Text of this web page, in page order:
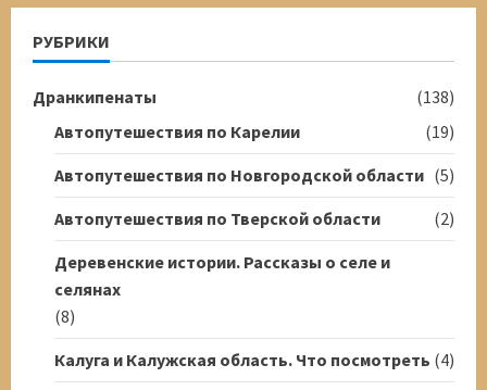
РУБРИКИ
Дранкипенаты
(138)
Автопутешествия по Карелии
(19)
Автопутешествия по Новгородской области (5)
Автопутешествия по Тверской области
(2)
Деревенские истории. Рассказы о селе и
селянах
(8)
Калуга и Калужская область. Что посмотреть (4)